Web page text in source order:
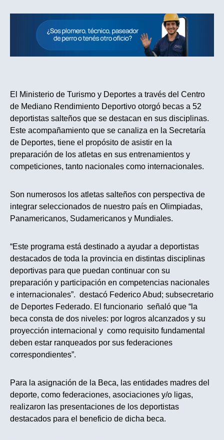
El Ministerio de Turismo y Deportes a través del Centro
de Mediano Rendimiento Deportivo otorgó becas a 52
deportistas salteños que se destacan en sus disciplinas.
Este acompañamiento que se canaliza en la Secretaría
de Deportes, tiene el propósito de asistir en la
preparación de los atletas en sus entrenamientos y
competiciones, tanto nacionales como internacionales.
Son numerosos los atletas salteños con perspectiva de
integrar seleccionados de nuestro país en Olimpiadas,
Panamericanos, Sudamericanos y Mundiales.
“Este programa está destinado a ayudar a deportistas
destacados de toda la provincia en distintas disciplinas
deportivas para que puedan continuar con su
preparación y participación en competencias nacionales
e internacionales”. destacó Federico Abud; subsecretario
de Deportes Federado. El funcionario señaló que “la
beca consta de dos niveles: por logros alcanzados y su
proyección internacional y como requisito fundamental
deben estar ranqueados por sus federaciones
correspondientes”.
Para la asignación de la Beca, las entidades madres del
deporte, como federaciones, asociaciones y/o ligas,
realizaron las presentaciones de los deportistas
destacados para el beneficio de dicha beca.